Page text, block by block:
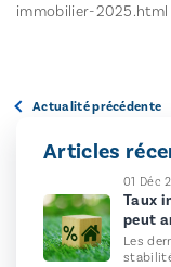
immobilier-2025.html
Actualité précédente
Articles
01 Déc
Taux
peut
Les